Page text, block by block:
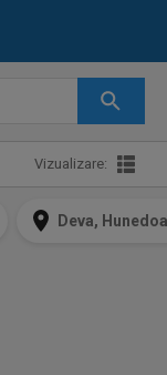
Vizualizare:
Deva,